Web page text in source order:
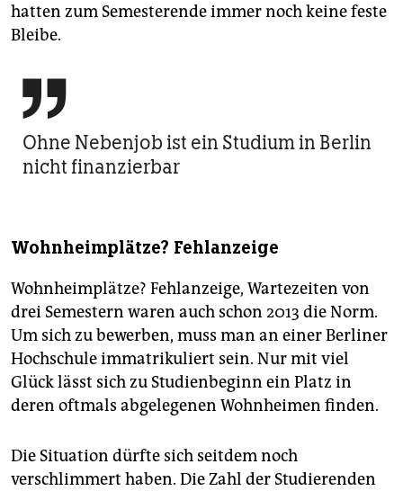
hatten zum Semesterende immer noch keine feste
Bleibe.

Ohne Nebenjob ist ein Studium in Berlin
nicht finanzierbar
Wohnheimplätze? Fehlanzeige
Wohnheimplätze? Fehlanzeige, Wartezeiten von
drei Semestern waren auch schon 2013 die Norm.
Um sich zu bewerben, muss man an einer Berliner
Hochschule immatrikuliert sein. Nur mit viel
Glück lässt sich zu Studienbeginn ein Platz in
deren oftmals abgelegenen Wohnheimen finden.
Die Situation dürfte sich seitdem noch
verschlimmert haben. Die Zahl der Studierenden